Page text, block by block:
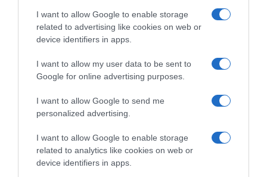
I want to allow Google to enable storage
related to advertising like cookies on web or
device identifiers in apps.
I want to allow my user data to be sent to
Google for online advertising purposes.
I want to allow Google to send me
personalized advertising.
I want to allow Google to enable storage
related to analytics like cookies on web or
device identifiers in apps.
Ειδήσεις σήμερα
Η Ελλάδα στις κορυφαίες επιλογές των
Ευρωπαίων ταξιδιωτών, σύμφωνα με
έρευνα του ΕΟΤ
Συντάξεις Σεπτεμβρίου 2026: Πότε
αναμένεται να πληρωθούν μισθωτοί και μη
μισθωτοί